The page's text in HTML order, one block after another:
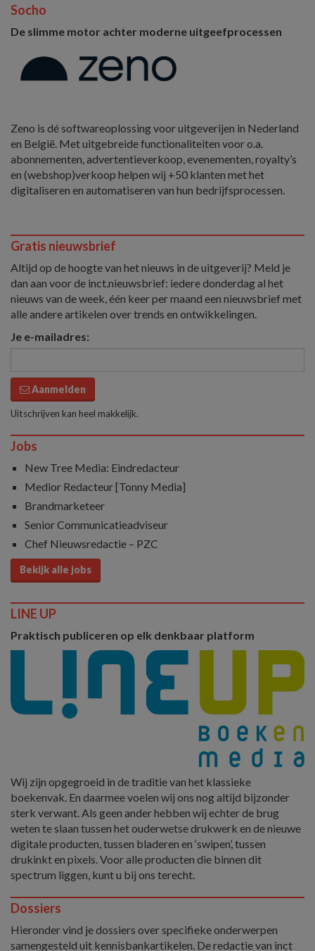
Socho
De slimme motor achter moderne uitgeefprocessen
Zeno is dé softwareoplossing voor uitgeverijen in Nederland
en België. Met uitgebreide functionaliteiten voor o.a.
abonnementen, advertentieverkoop, evenementen, royalty’s
en (webshop)verkoop helpen wij +50 klanten met het
digitaliseren en automatiseren van hun bedrijfsprocessen.
Gratis nieuwsbrief
Altijd op de hoogte van het nieuws in de uitgeverij? Meld je
dan aan voor de inct.nieuwsbrief: iedere donderdag al het
nieuws van de week, één keer per maand een nieuwsbrief met
alle andere artikelen over trends en ontwikkelingen.
Je e-mailadres:
Aanmelden
Uitschrijven kan heel makkelijk.
Jobs
New Tree Media: Eindredacteur
Medior Redacteur [Tonny Media]
Brandmarketeer
Senior Communicatieadviseur
Chef Nieuwsredactie – PZC
Bekijk alle jobs
LINE UP
Praktisch publiceren op elk denkbaar platform
Wij zijn opgegroeid in de traditie van het klassieke
boekenvak. En daarmee voelen wij ons nog altijd bijzonder
sterk verwant. Als geen ander hebben wij echter de brug
weten te slaan tussen het ouderwetse drukwerk en de nieuwe
digitale producten, tussen bladeren en ‘swipen’, tussen
drukinkt en pixels. Voor alle producten die binnen dit
spectrum liggen, kunt u bij ons terecht.
Dossiers
Hieronder vind je dossiers over specifieke onderwerpen
samengesteld uit kennisbankartikelen. De redactie van inct